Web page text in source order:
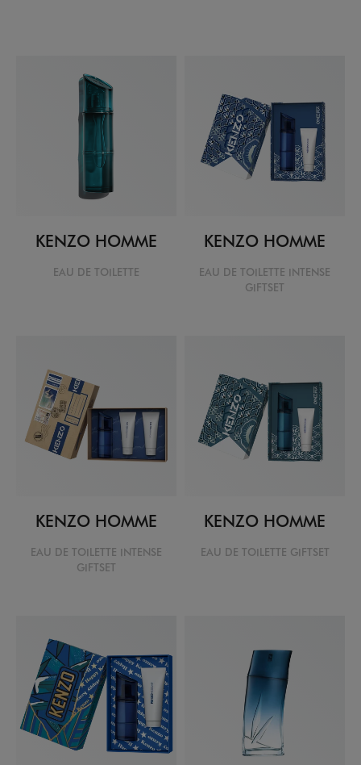
KENZO HOMME
EAU DE TOILETTE
KENZO HOMME
EAU DE TOILETTE INTENSE
GIFTSET
KENZO HOMME
EAU DE TOILETTE INTENSE
GIFTSET
KENZO HOMME
EAU DE TOILETTE GIFTSET